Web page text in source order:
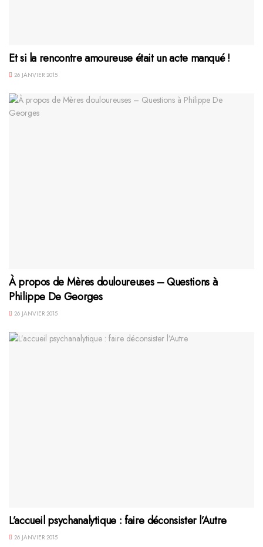
Et si la rencontre amoureuse était un acte manqué !
26 JANVIER 2015
À propos de Mères douloureuses – Questions à
Philippe De Georges
26 JANVIER 2015
L’accueil psychanalytique : faire déconsister l’Autre
26 JANVIER 2015